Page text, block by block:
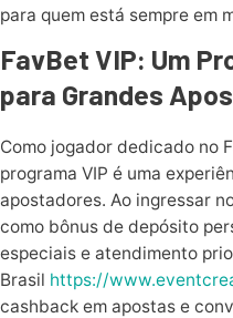
para quem está sempre em
FavBet VIP: Um
para Grandes
Como jogador dedicado no
programa VIP é uma
apostadores. Ao ingressar
como bônus de depósito
especiais e atendimento
Brasil https://
cashback em apostas e